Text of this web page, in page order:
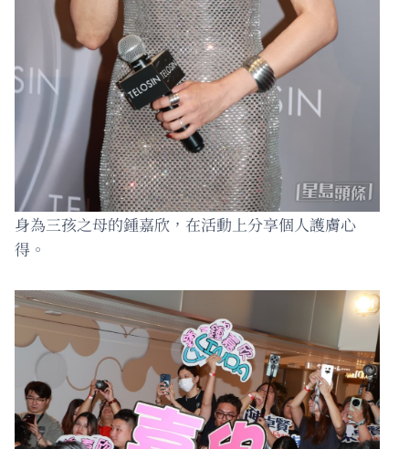
身為三孩之母的鍾嘉欣，在活動上分享個人護膚心
得。